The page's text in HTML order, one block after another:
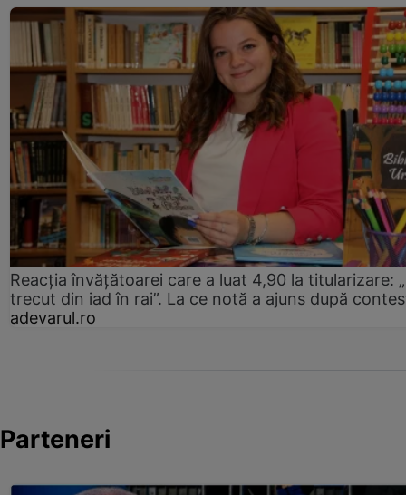
Reacția învățătoarei care a luat 4,90 la titularizare:
trecut din iad în rai”. La ce notă a ajuns după
adevarul.ro
Parteneri